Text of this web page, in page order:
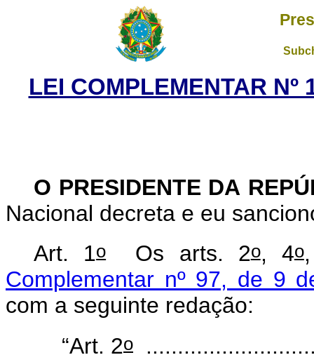
LEI COMPLEMENTAR Nº
O PRESIDENTE DA
Nacional decreta e eu
Art. 1oOs arts. 2o, 4o
Complementar nº 97, de 9
com a seguinte redação:
“Art. 2o